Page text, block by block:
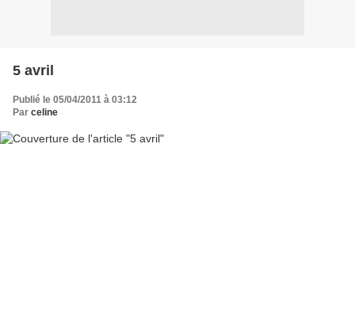
5 avril
Publié le 05/04/2011 à 03:12
Par celine